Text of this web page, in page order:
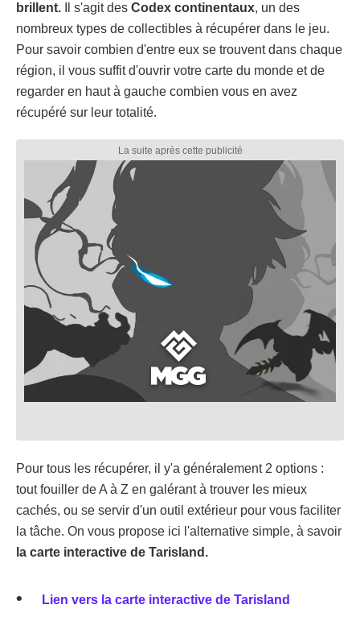
brillent. Il s'agit des Codex continentaux, un des
nombreux types de collectibles à récupérer dans le jeu.
Pour savoir combien d'entre eux se trouvent dans chaque
région, il vous suffit d'ouvrir votre carte du monde et de
regarder en haut à gauche combien vous en avez
récupéré sur leur totalité.
Pour tous les récupérer, il y'a généralement 2 options :
tout fouiller de A à Z en galérant à trouver les mieux
cachés, ou se servir d'un outil extérieur pour vous faciliter
la tâche. On vous propose ici l'alternative simple, à savoir
la carte interactive de Tarisland.
Lien vers la carte interactive de Tarisland